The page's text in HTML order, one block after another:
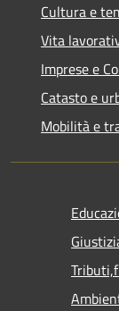
Cultura e
Vita
Imprese e
Catasto e
Mobilità e